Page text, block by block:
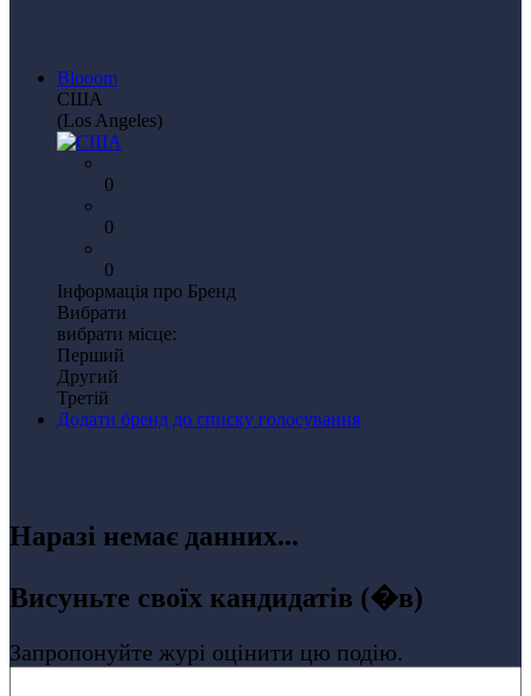
Blooom
США
(Los Angeles)
0
0
0
Інформація про Бренд
Вибрати
вибрати місце:
Перший
Другий
Третій
Додати бренд до списку голосування
Наразі немає данних...
Висуньте своїх кандидатів (�в)
Запропонуйте журі оцінити цю подію.